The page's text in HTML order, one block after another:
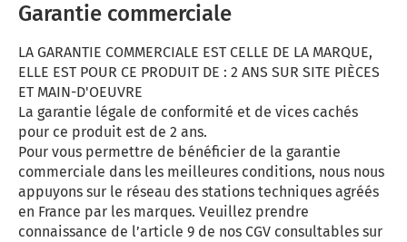
Garantie commerciale
LA GARANTIE COMMERCIALE EST CELLE DE LA MARQUE,
ELLE EST POUR CE PRODUIT DE : 2 ANS SUR SITE PIÈCES
ET MAIN-D'OEUVRE
La garantie légale de conformité et de vices cachés
pour ce produit est de 2 ans.
Pour vous permettre de bénéficier de la garantie
commerciale dans les meilleures conditions, nous nous
appuyons sur le réseau des stations techniques agréés
en France par les marques. Veuillez prendre
connaissance de l’article 9 de nos CGV consultables sur